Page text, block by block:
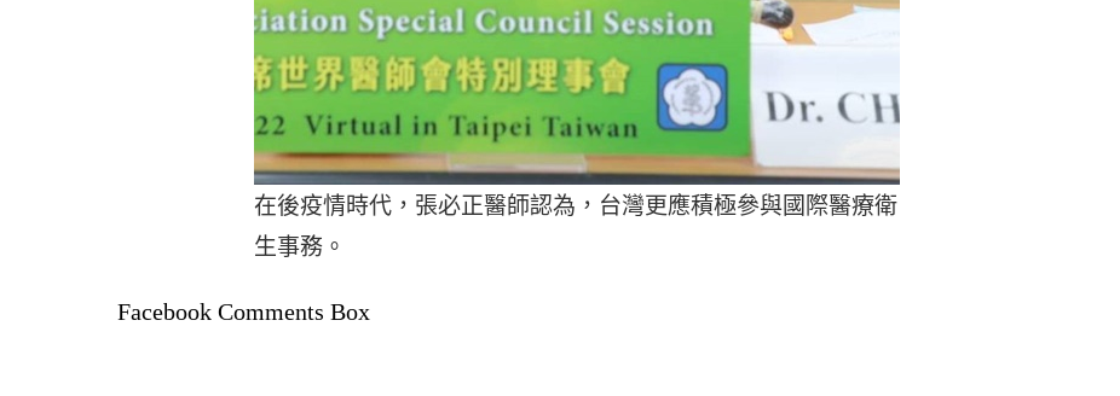
在後疫情時代，張必正醫師認為，台灣更應積極參與國際醫療衛
生事務。
Facebook Comments Box